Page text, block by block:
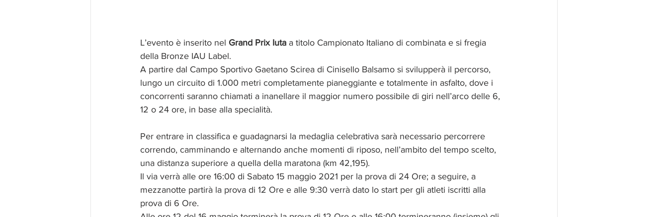
L’evento è inserito nel Grand Prix Iuta a titolo Campionato Italiano di combinata e si fregia
della Bronze IAU Label.
A partire dal Campo Sportivo Gaetano Scirea di Cinisello Balsamo si svilupperà il percorso,
lungo un circuito di 1.000 metri completamente pianeggiante e totalmente in asfalto, dove i
concorrenti saranno chiamati a inanellare il maggior numero possibile di giri nell’arco delle 6,
12 o 24 ore, in base alla specialità.
Per entrare in classifica e guadagnarsi la medaglia celebrativa sarà necessario percorrere
correndo, camminando e alternando anche momenti di riposo, nell’ambito del tempo scelto,
una distanza superiore a quella della maratona (km 42,195).
Il via verrà alle ore 16:00 di Sabato 15 maggio 2021 per la prova di 24 Ore; a seguire, a
mezzanotte partirà la prova di 12 Ore e alle 9:30 verrà dato lo start per gli atleti iscritti alla
prova di 6 Ore.